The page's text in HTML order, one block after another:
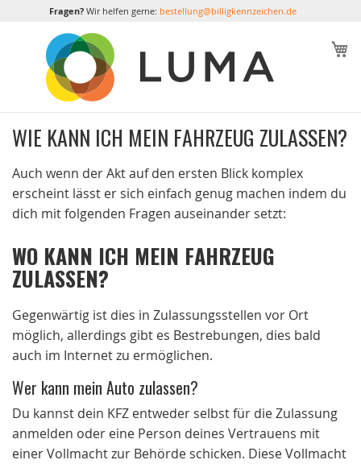
Fragen?Wir helfen gerne: bestellung@billigkennzeichen.de
WIE KANN ICH MEIN FAHRZEUG ZULASSEN?
Auch wenn der Akt auf den ersten Blick komplex
erscheint lässt er sich einfach genug machen indem du
dich mit folgenden Fragen auseinander setzt:
WO KANN ICH MEIN FAHRZEUG
ZULASSEN?
Gegenwärtig ist dies in Zulassungsstellen vor Ort
möglich, allerdings gibt es Bestrebungen, dies bald
auch im Internet zu ermöglichen.
Wer kann mein Auto zulassen?
Du kannst dein KFZ entweder selbst für die Zulassung
anmelden oder eine Person deines Vertrauens mit
einer Vollmacht zur Behörde schicken. Diese Vollmacht